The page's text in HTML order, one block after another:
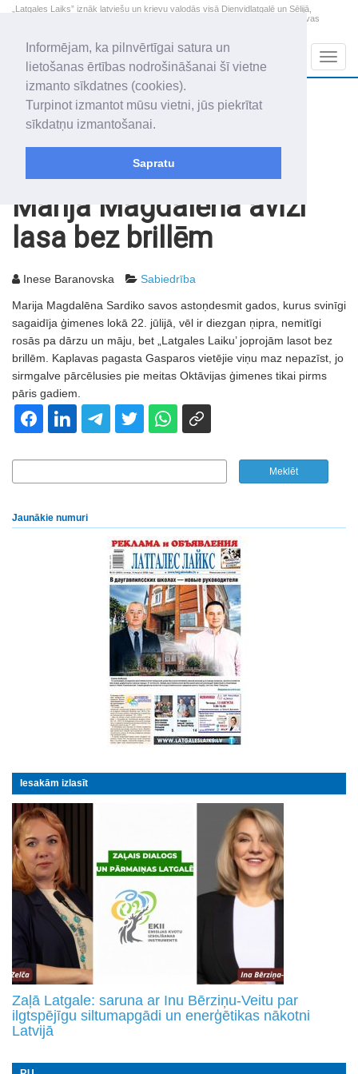
Informējam, ka pilnvērtīgai satura un
lietošanas ērtības nodrošināšanai šī vietne
izmanto sīkdatnes (cookies).
Turpinot izmantot mūsu vietni, jūs piekrītat
sīkdatņu izmantošanai.
Sapratu
„Latgales Laiks” iznāk latviešu un krievu valodās visā Dienvidlatgalē un Sēlijā,
„Latgales Laiks” latviešu valodā aptver Daugavpils valstspilsētu, Augšdaugavas
2026. gada 7. augusts
Piektdiena
Alfrēds, Fredis, Madars
+22.5
Marija Magdalēna avīzi
lasa bez brillēm
Inese Baranovska Sabiedrība
Marija Magdalēna Sardiko savos astoņdesmit gados, kurus svinīgi
sagaidīja ģimenes lokā 22. jūlijā, vēl ir diezgan ņipra, nemitīgi
rosās pa dārzu un māju, bet „Latgales Laiku’ joprojām lasot bez
brillēm. Kaplavas pagasta Gasparos vietējie viņu maz nepazīst, jo
sirmgalve pārcēlusies pie meitas Oktāvijas ģimenes tikai pirms
pāris gadiem.
Jaunākie numuri
Iesakām izlasīt
Zaļā Latgale: saruna ar Inu Bērziņu-Veitu par
ilgtspējīgu siltumapgādi un enerģētikas nākotni
Latvijā